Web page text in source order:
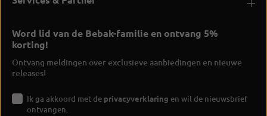
Word lid van de Bebak-familie en ontvang 5%
korting!
Ontvang meldingen over exclusieve aanbiedingen en nieuwe
releases!
Ik ga akkoord met de privacyverklaring en wil de nieuwsbrief
ontvangen.